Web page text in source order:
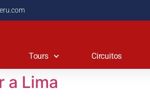
Tours Circuitos
a Lima